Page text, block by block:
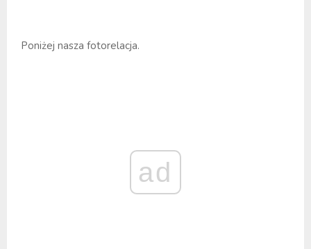
Poniżej nasza fotorelacja.
ad